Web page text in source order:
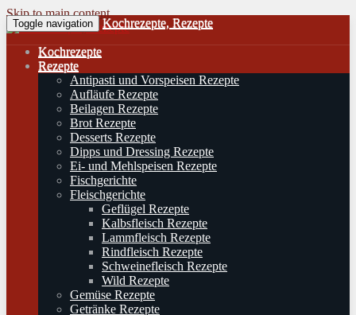
Skip to main content
Toggle navigation Kochrezepte, Rezepte
Kochrezepte
Rezepte
Antipasti und Vorspeisen Rezepte
Aufläufe Rezepte
Beilagen Rezepte
Brot Rezepte
Desserts Rezepte
Dipps und Dressing Rezepte
Ei- und Mehlspeisen Rezepte
Fischgerichte
Fleischgerichte
Geflügel Rezepte
Kalbsfleisch Rezepte
Lammfleisch Rezepte
Rindfleisch Rezepte
Schweinefleisch Rezepte
Wild Rezepte
Gemüse Rezepte
Getränke Rezepte